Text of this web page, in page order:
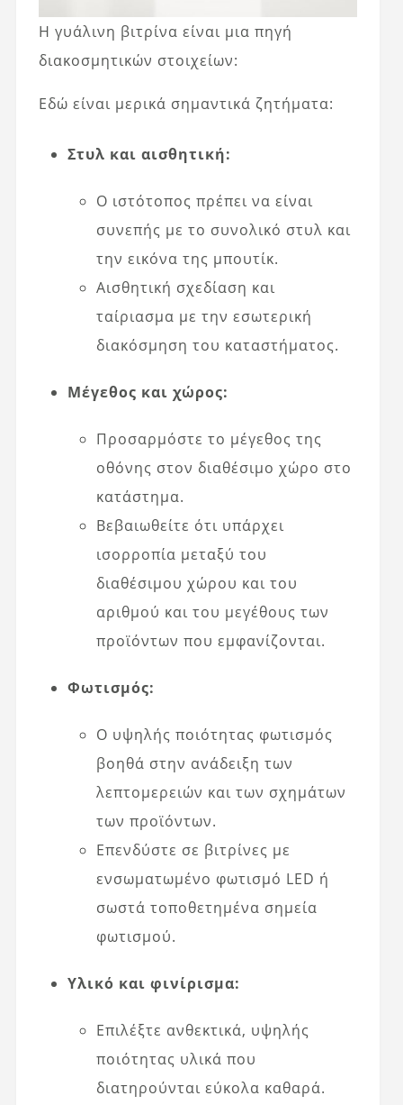
Η γυάλινη βιτρίνα είναι μια πηγή
διακοσμητικών στοιχείων:
Εδώ είναι μερικά σημαντικά ζητήματα:
Στυλ και αισθητική:
Ο ιστότοπος πρέπει να είναι
συνεπής με το συνολικό στυλ και
την εικόνα της μπουτίκ.
Αισθητική σχεδίαση και
ταίριασμα με την εσωτερική
διακόσμηση του καταστήματος.
Μέγεθος και χώρος:
Προσαρμόστε το μέγεθος της
οθόνης στον διαθέσιμο χώρο στο
κατάστημα.
Βεβαιωθείτε ότι υπάρχει
ισορροπία μεταξύ του
διαθέσιμου χώρου και του
αριθμού και του μεγέθους των
προϊόντων που εμφανίζονται.
Φωτισμός:
Ο υψηλής ποιότητας φωτισμός
βοηθά στην ανάδειξη των
λεπτομερειών και των σχημάτων
των προϊόντων.
Επενδύστε σε βιτρίνες με
ενσωματωμένο φωτισμό LED ή
σωστά τοποθετημένα σημεία
φωτισμού.
Υλικό και φινίρισμα:
Επιλέξτε ανθεκτικά, υψηλής
ποιότητας υλικά που
διατηρούνται εύκολα καθαρά.